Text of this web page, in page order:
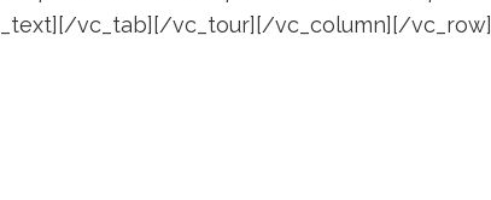
vc_tab][/vc_tour][/vc_column][/vc_row]